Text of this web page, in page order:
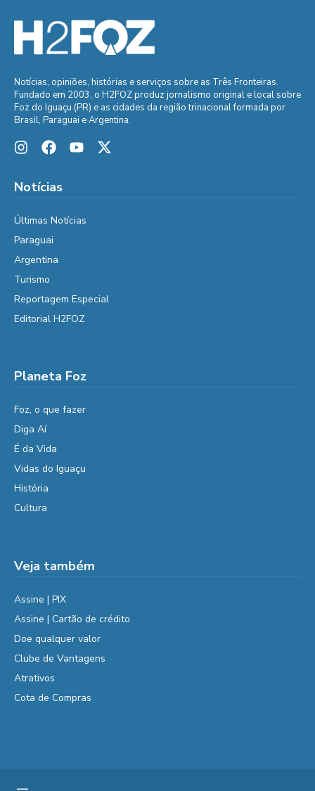
Notícias, opiniões, histórias e serviços sobre as Três Fronteiras.
Fundado em 2003, o H2FOZ produz jornalismo original e local sobre
Foz do Iguaçu (PR) e as cidades da região trinacional formada por
Brasil, Paraguai e Argentina.
Notícias
Últimas Notícias
Paraguai
Argentina
Turismo
Reportagem Especial
Editorial H2FOZ
Planeta Foz
Foz, o que fazer
Diga Aí
É da Vida
Vidas do Iguaçu
História
Cultura
Veja também
Assine | PIX
Assine | Cartão de crédito
Doe qualquer valor
Clube de Vantagens
Atrativos
Cota de Compras